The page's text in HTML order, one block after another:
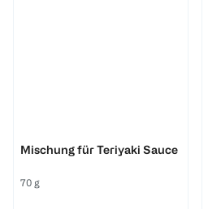
Mischung für Teriyaki Sauce
70 g